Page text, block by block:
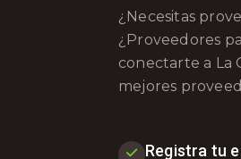
¿Necesitas
¿Proveedores
conectarte a La
mejores
Registra tu